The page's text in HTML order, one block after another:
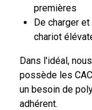
premières
De charger
chariot
Dans l'idéal,
possède les
un besoin de
adhérent.